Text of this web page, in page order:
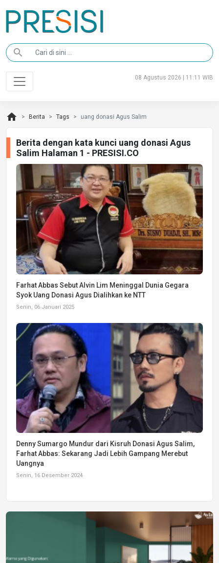
search
08 Agustus 2026 | 11:11 WIB
home Berita Tags uang donasi Agus Salim
Berita dengan kata kunci uang donasi Agus
Salim Halaman 1 - PRESISI.CO
Farhat Abbas Sebut Alvin Lim Meninggal Dunia Gegara
Syok Uang Donasi Agus Dialihkan ke NTT
Senin, 06 Januari 2025
Denny Sumargo Mundur dari Kisruh Donasi Agus Salim,
Farhat Abbas: Sekarang Jadi Lebih Gampang Merebut
Uangnya
Senin, 16 Desember 2024